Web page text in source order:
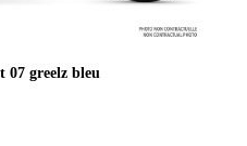
07 greelz bleu